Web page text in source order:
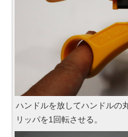
ハンドルを放してハンドルの
リッパを1回転させる。